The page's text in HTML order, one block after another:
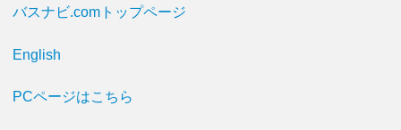
バスナビ.comトップページ
English
PCページはこちら